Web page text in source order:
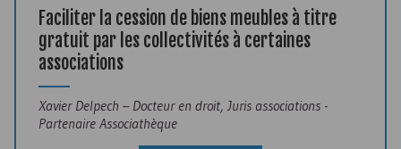
Faciliter la cession de biens meubles à titre
gratuit par les collectivités à certaines
associations
Xavier Delpech – Docteur en droit, Juris associations -
Partenaire Associathèque